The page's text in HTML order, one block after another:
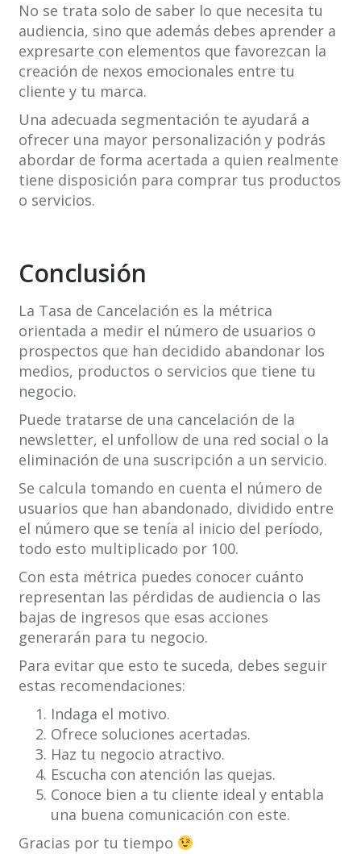
No se trata solo de saber lo que necesita tu
audiencia, sino que además debes aprender a
expresarte con elementos que favorezcan la
creación de nexos emocionales entre tu
cliente y tu marca.
Una adecuada segmentación te ayudará a
ofrecer una mayor personalización y podrás
abordar de forma acertada a quien realmente
tiene disposición para comprar tus productos
o servicios.
Conclusión
La Tasa de Cancelación es la métrica
orientada a medir el número de usuarios o
prospectos que han decidido abandonar los
medios, productos o servicios que tiene tu
negocio.
Puede tratarse de una cancelación de la
newsletter, el unfollow de una red social o la
eliminación de una suscripción a un servicio.
Se calcula tomando en cuenta el número de
usuarios que han abandonado, dividido entre
el número que se tenía al inicio del período,
todo esto multiplicado por 100.
Con esta métrica puedes conocer cuánto
representan las pérdidas de audiencia o las
bajas de ingresos que esas acciones
generarán para tu negocio.
Para evitar que esto te suceda, debes seguir
estas recomendaciones:
Indaga el motivo.
Ofrece soluciones acertadas.
Haz tu negocio atractivo.
Escucha con atención las quejas.
Conoce bien a tu cliente ideal y entabla
una buena comunicación con este.
Gracias por tu tiempo